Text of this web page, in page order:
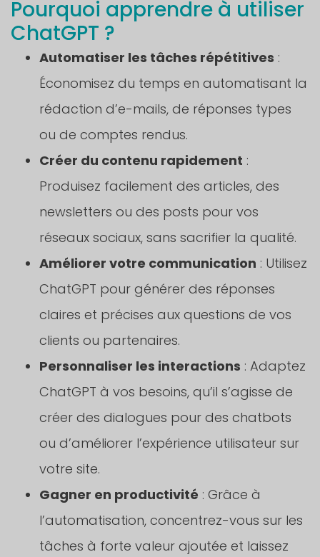
Pourquoi apprendre à utiliser
ChatGPT ?
Automatiser les tâches répétitives :
Économisez du temps en automatisant la
rédaction d’e-mails, de réponses types
ou de comptes rendus.
Créer du contenu rapidement :
Produisez facilement des articles, des
newsletters ou des posts pour vos
réseaux sociaux, sans sacrifier la qualité.
Améliorer votre communication : Utilisez
ChatGPT pour générer des réponses
claires et précises aux questions de vos
clients ou partenaires.
Personnaliser les interactions : Adaptez
ChatGPT à vos besoins, qu’il s’agisse de
créer des dialogues pour des chatbots
ou d’améliorer l’expérience utilisateur sur
votre site.
Gagner en productivité : Grâce à
l’automatisation, concentrez-vous sur les
tâches à forte valeur ajoutée et laissez